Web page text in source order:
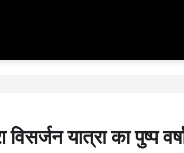
यात्रा का पुष्प